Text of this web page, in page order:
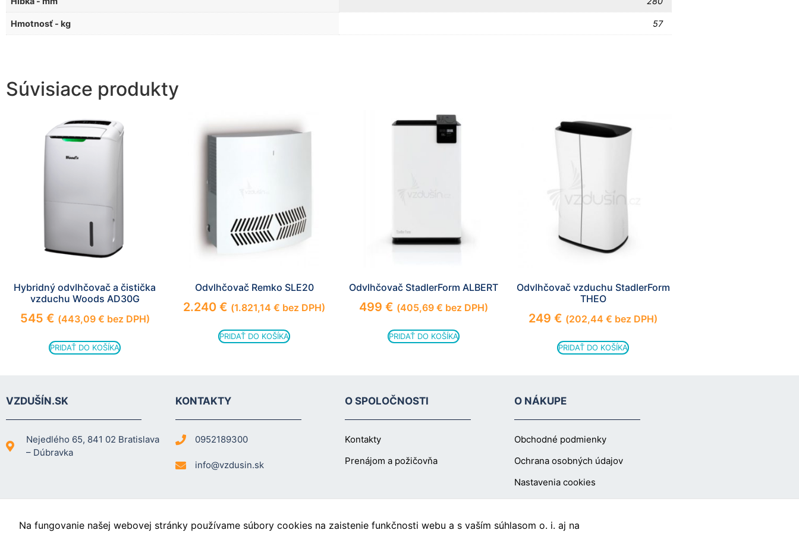
Hmotnosť - kg 57
Súvisiace produkty
Hybridný odvlhčovač a čistička
vzduchu Woods AD30G
545 € (443,09 € bez DPH)
PRIDAŤ DO KOŠÍKA
Odvlhčovač Remko SLE20
2.240 € (1.821,14 € bez DPH)
PRIDAŤ DO KOŠÍKA
Odvlhčovač StadlerForm ALBERT
499 € (405,69 € bez DPH)
PRIDAŤ DO KOŠÍKA
Odvlhčovač vzduchu StadlerForm
THEO
249 € (202,44 € bez DPH)
PRIDAŤ DO KOŠÍKA
VZDUŠÍN.SK
Nejedlého 65, 841 02 Bratislava
– Dúbravka
KONTAKTY
0952189300
info@vzdusin.sk
O SPOLOČNOSTI
Kontakty
Prenájom a požičovňa
O NÁKUPE
Obchodné podmienky
Ochrana osobných údajov
Nastavenia cookies
Na fungovanie našej webovej stránky používame súbory cookies na zaistenie funkčnosti webu a s vaším súhlasom o. i. aj na